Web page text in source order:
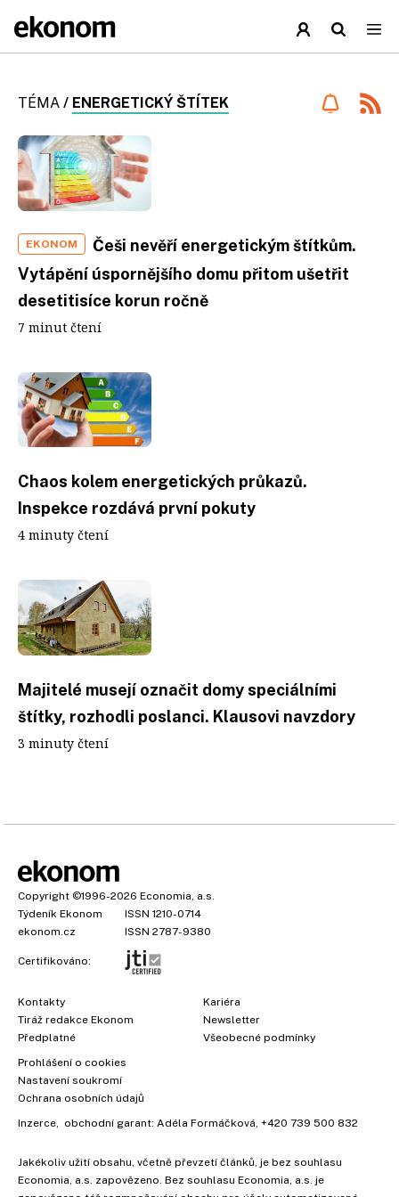
TÉMA / ENERGETICKÝ ŠTÍTEK
EKONOM
Češi nevěří energetickým štítkům.
Vytápění úspornějšího domu přitom ušetřit
desetitisíce korun ročně
7 minut čtení
Chaos kolem energetických průkazů.
Inspekce rozdává první pokuty
4 minuty čtení
Majitelé musejí označit domy speciálními
štítky, rozhodli poslanci. Klausovi navzdory
3 minuty čtení
Copyright ©1996-2026 Economia, a.s.
Týdeník Ekonom
ISSN 1210-0714
ekonom.cz
ISSN 2787-9380
Certifikováno:
Kontakty
Tiráž redakce Ekonom
Předplatné
Kariéra
Newsletter
Všeobecné podmínky
Prohlášení o cookies
Nastavení soukromí
Ochrana osobních údajů
Inzerce , obchodní garant: Adéla Formáčková +420 739 500 832
Jakékoliv užití obsahu, včetně převzetí článků, je bez souhlasu
Economia, a.s. zapovězeno. Bez souhlasu Economia, a.s. je